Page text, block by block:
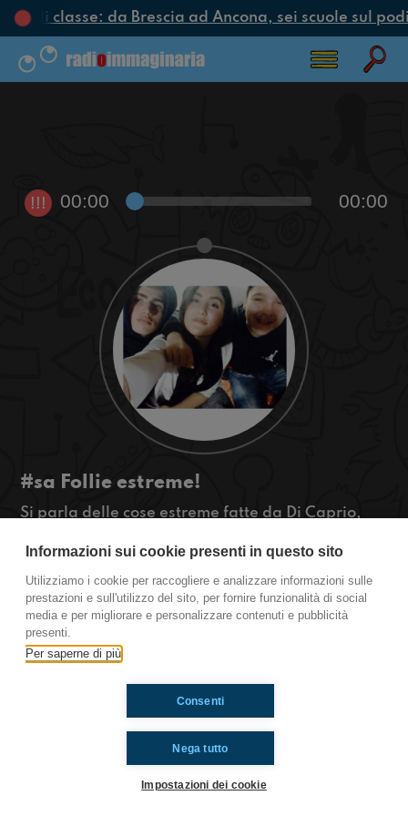
di classe: da Brescia ad Ancona, sei scuole sul
!!! 00:00 00:00
#sa Follie estreme!
Si parla delle cose estreme fatte da Di Caprio,
e scoprite chi è arrivato a #sa!!!!!! #OkkinSu
Salerno.
Ti è piaciuto? Condividilo!
Informazioni sui cookie presenti in questo sito
Utilizziamo i cookie per raccogliere e analizzare informazioni sulle
prestazioni e sull'utilizzo del sito, per fornire funzionalità di social
media e per migliorare e personalizzare contenuti e pubblicità
presenti.
Per saperne di più
Nega tutto
Consenti
Impostazioni dei cookie